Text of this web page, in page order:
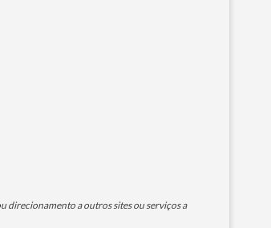
direcionamento a outros sites ou serviços a